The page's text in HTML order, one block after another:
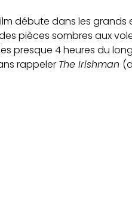
débute dans les
pièces sombres aux
presque 4 heures du
rappeler The Irishman